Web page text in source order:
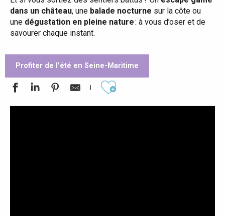
dans un château, une balade nocturne sur la côte ou
une dégustation en pleine nature: à vous d’oser et de
savourer chaque instant.
Profiter de l'été en Seine-Maritime
Ajouter aux favoris